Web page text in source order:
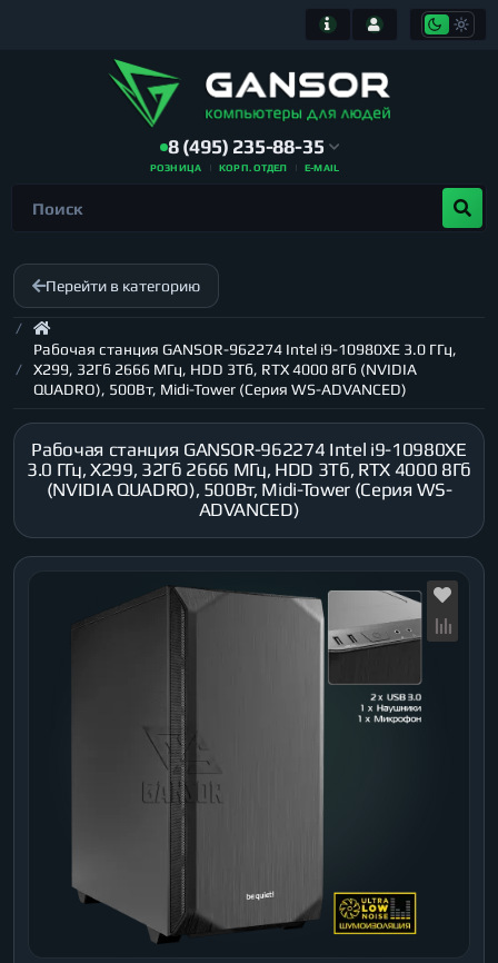
8 (495) 235-88-35
РОЗНИЦА КОРП. ОТДЕЛ E-MAIL
Перейти в категорию
Рабочая станция GANSOR-962274 Intel i9-10980XE 3.0 ГГц,
X299, 32Гб 2666 МГц, HDD 3Тб, RTX 4000 8Гб (NVIDIA
QUADRO), 500Вт, Midi-Tower (Серия WS-ADVANCED)
Рабочая станция GANSOR-962274 Intel i9-10980XE
3.0 ГГц, X299, 32Гб 2666 МГц, HDD 3Тб, RTX 4000 8Гб
(NVIDIA QUADRO), 500Вт, Midi-Tower (Серия WS-
ADVANCED)